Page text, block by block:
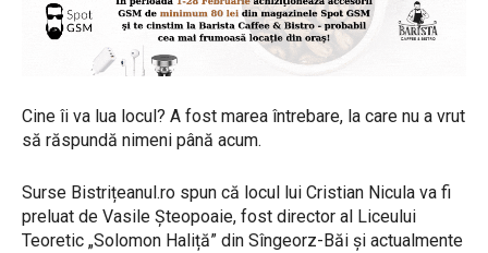
Cine îi va lua locul? A fost marea întrebare, la care nu a vrut
să răspundă nimeni până acum.
Surse Bistrițeanul.ro spun că locul lui Cristian Nicula va fi
preluat de Vasile Șteopoaie, fost director al Liceului
Teoretic „Solomon Haliță” din Sîngeorz-Băi și actualmente